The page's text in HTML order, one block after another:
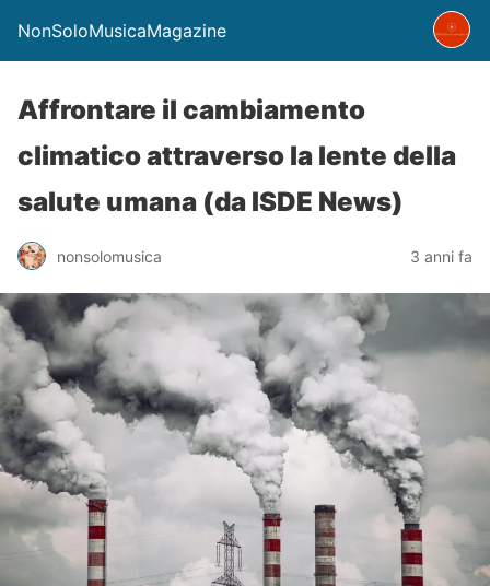
NonSoloMusicaMagazine
Affrontare il cambiamento
climatico attraverso la lente della
salute umana (da ISDE News)
nonsolomusica 3 anni fa